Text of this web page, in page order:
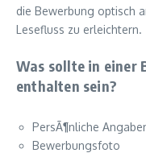
die Bewerbung optisch
Lesefluss zu erleichtern.
Was sollte in einer
enthalten sein?
PersÃ¶nliche
Bewerbungsfoto